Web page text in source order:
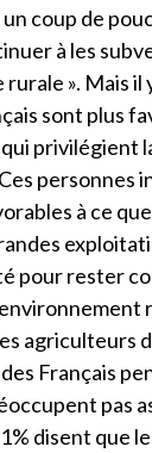
coup de
à les
». Mais il
sont plus
privilégient
personnes
à ce
pour rester
agriculteurs
Français
pas
disent que